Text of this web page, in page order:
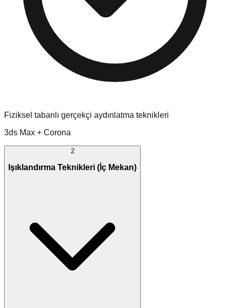
Fiziksel tabanlı gerçekçi aydınlatma teknikleri
3ds Max + Corona
2
Işıklandırma Teknikleri (İç Mekan)